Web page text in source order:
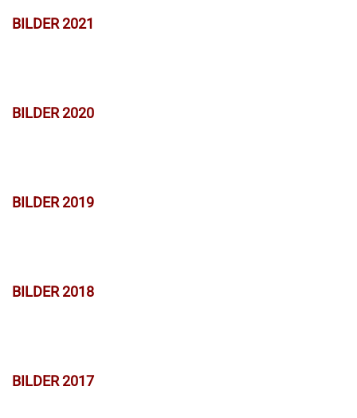
BILDER 2021
BILDER 2020
BILDER 2019
BILDER 2018
BILDER 2017